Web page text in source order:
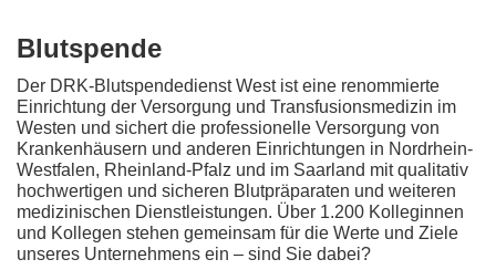
Blutspende
Der DRK-Blutspendedienst West ist eine renommierte
Einrichtung der Versorgung und Transfusionsmedizin im
Westen und sichert die professionelle Versorgung von
Krankenhäusern und anderen Einrichtungen in Nordrhein-
Westfalen, Rheinland-Pfalz und im Saarland mit qualitativ
hochwertigen und sicheren Blutpräparaten und weiteren
medizinischen Dienstleistungen. Über 1.200 Kolleginnen
und Kollegen stehen gemeinsam für die Werte und Ziele
unseres Unternehmens ein – sind Sie dabei?